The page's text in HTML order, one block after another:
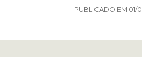
PUBLICADO EM 01/